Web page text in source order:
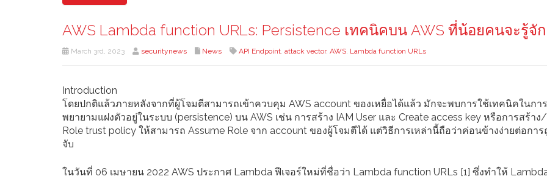
AWS Lambda function URLs: Persistence เทคนิคบน AWS ที่น้อยคนจะรู้จัก
March 3rd, 2023 securitynews News API Endpoint, attack vector, AWS, Lambda function URLs
Introduction
โดยปกติแล้วภายหลังจากที่ผู้โจมตีสามารถเข้าควบคุม AWS account ของเหยื่อได้แล้ว มักจะพบการใช้เทคนิคในการ
พยายามแฝงตัวอยู่ในระบบ (persistence) บน AWS เช่น การสร้าง IAM User และ Create access key หรือการสร้า
Role trust policy ให้สามารถ Assume Role จาก account ของผู้โจมตีได้ แต่วิธีการเหล่านี้ถือว่าค่อนข้างง่ายต่อการ
จับ
ในวันที่ 06 เมษายน 2022 AWS ประกาศ Lambda ฟีเจอร์ใหม่ที่ชื่อว่า Lambda function URLs [1] ซึ่งทำให้